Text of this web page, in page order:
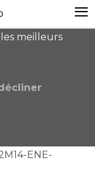
ENE-
meilleurs
≡